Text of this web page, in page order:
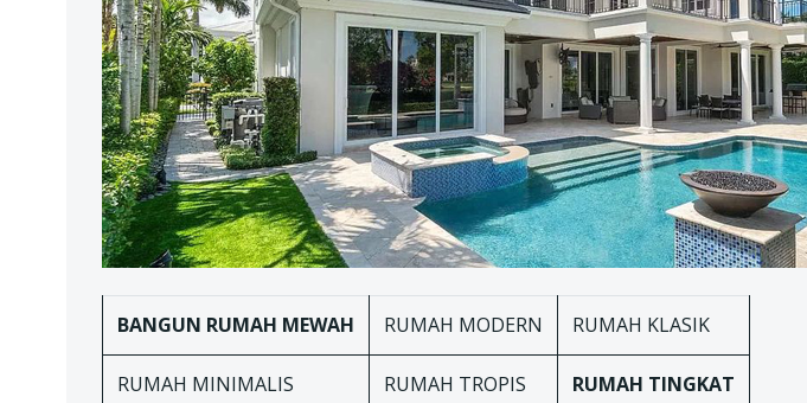
BANGUN RUMAH MEWAH RUMAH MODERN RUMAH KLASIK
RUMAH MINIMALIS RUMAH TROPIS RUMAH TINGKAT